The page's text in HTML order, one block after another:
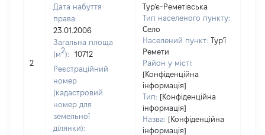
2
Дата набуття
права:
23.01.2006
Загальна площа
(м2):
10712
Реєстраційний
номер
(кадастровий
номер для
земельної
ділянки):
Тур’є-Реметівська
Тип населеного пункту:
Село
Населений пункт: Тур’ї
Ремети
Район у місті:
[Конфіденційна
інформація]
Тип: [Конфіденційна
інформація]
Назва: [Конфіденційна
інформація]